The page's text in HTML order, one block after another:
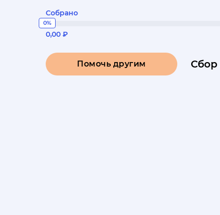
Собрано
0%
0,00 ₽
Помочь другим Сбор